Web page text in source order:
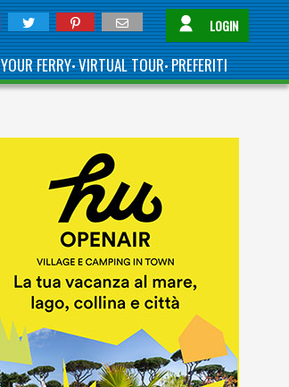
LOGIN
FERRY•VIRTUAL TOUR•PREFERITI